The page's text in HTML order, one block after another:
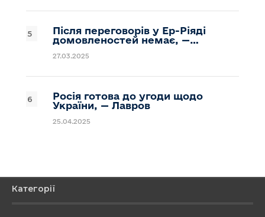
Після переговорів у Ер-Ріяді
домовленостей немає, —…
27.03.2025
Росія готова до угоди щодо
України, — Лавров
25.04.2025
Категорії